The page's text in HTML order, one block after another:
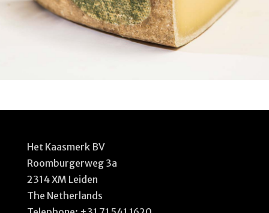
Het Kaasmerk BV
Roomburgerweg 3a
2314 XM Leiden
The Netherlands